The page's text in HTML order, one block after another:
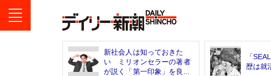
新社会人は知っておきた
い ミリオンセラーの著者
が説く「第一印象」を良...
「
歴は就